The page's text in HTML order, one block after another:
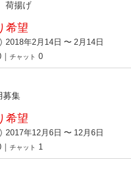
荷揚げ
希望
2018年2月14日 〜 2月14日
チャット 0
募集
希望
2017年12月6日 〜 12月6日
チャット 1